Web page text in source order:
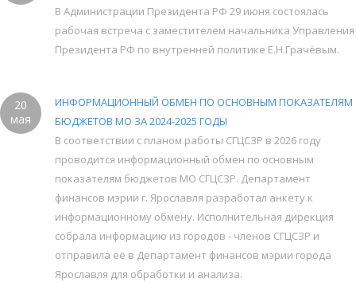
В Администрации Президента РФ 29 июня состоялась
рабочая встреча с заместителем начальника Управления
Президента РФ по внутренней политике Е.Н.Грачёвым.
20
мая
ИНФОРМАЦИОННЫЙ ОБМЕН ПО ОСНОВНЫМ ПОКАЗАТЕЛЯМ
БЮДЖЕТОВ МО ЗА 2024-2025 ГОДЫ
В соответствии с планом работы СГЦСЗР в 2026 году
проводится информационный обмен по основным
показателям бюджетов МО СГЦСЗР. Департамент
финансов мэрии г. Ярославля разработал анкету к
информационному обмену. Исполнительная дирекция
собрала информацию из городов - членов СГЦСЗР и
отправила её в Департамент финансов мэрии города
Ярославля для обработки и анализа.